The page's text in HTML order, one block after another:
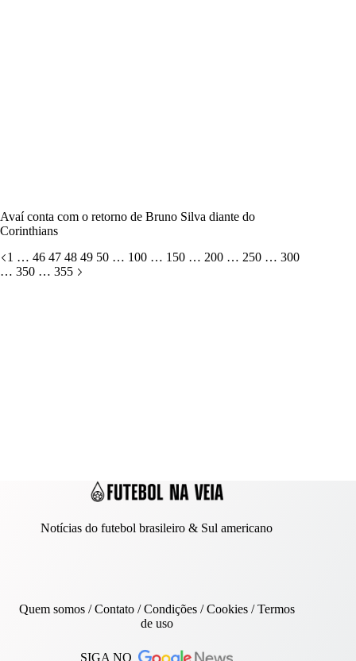
Avaí conta com o retorno de Bruno Silva diante do
Corinthians
1 … 46 47 48 49 50 … 100 … 150 … 200 … 250 … 300
… 350 … 355
Notícias do futebol brasileiro & Sul americano
Quem somos/Contato/ Condições /Cookies/Termos
de uso
SIGA NO